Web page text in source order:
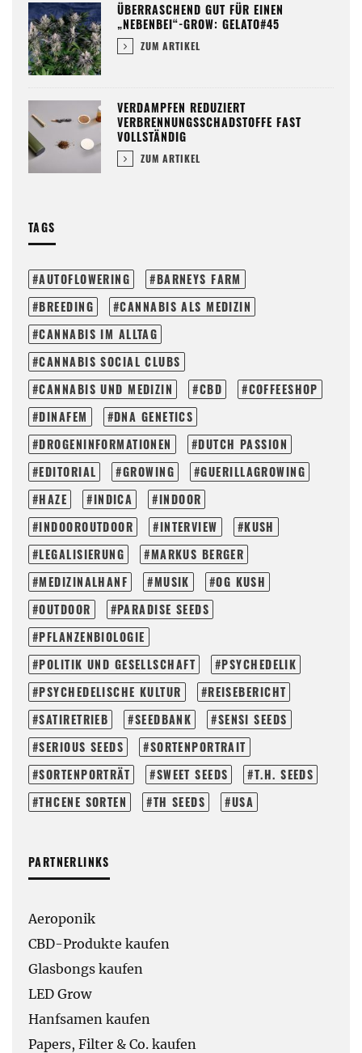
ÜBERRASCHEND GUT FÜR EINEN
„NEBENBEI“-GROW: GELATO#45
ZUM ARTIKEL
VERDAMPFEN REDUZIERT
VERBRENNUNGSSCHADSTOFFE FAST
VOLLSTÄNDIG
ZUM ARTIKEL
TAGS
AUTOFLOWERING
BARNEYS FARM
BREEDING
CANNABIS ALS MEDIZIN
CANNABIS IM ALLTAG
CANNABIS SOCIAL CLUBS
CANNABIS UND MEDIZIN
CBD
COFFEESHOP
DINAFEM
DNA GENETICS
DROGENINFORMATIONEN
DUTCH PASSION
EDITORIAL
GROWING
GUERILLAGROWING
HAZE
INDICA
INDOOR
INDOOROUTDOOR
INTERVIEW
KUSH
LEGALISIERUNG
MARKUS BERGER
MEDIZINALHANF
MUSIK
OG KUSH
OUTDOOR
PARADISE SEEDS
PFLANZENBIOLOGIE
POLITIK UND GESELLSCHAFT
PSYCHEDELIK
PSYCHEDELISCHE KULTUR
REISEBERICHT
SATIRETRIEB
SEEDBANK
SENSI SEEDS
SERIOUS SEEDS
SORTENPORTRAIT
SORTENPORTRÄT
SWEET SEEDS
T.H. SEEDS
THCENE SORTEN
TH SEEDS USA
PARTNERLINKS
Aeroponik
CBD-Produkte kaufen
Glasbongs kaufen
LED Grow
Hanfsamen kaufen
Papers, Filter & Co. kaufen